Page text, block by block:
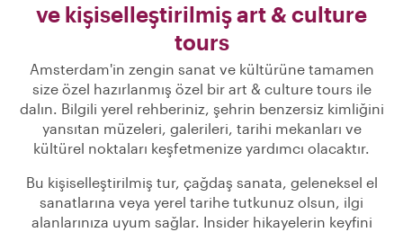
ve kişiselleştirilmiş art & culture
tours
Amsterdam'in zengin sanat ve kültürüne tamamen
size özel hazırlanmış özel bir art & culture tours ile
dalın. Bilgili yerel rehberiniz, şehrin benzersiz kimliğini
yansıtan müzeleri, galerileri, tarihi mekanları ve
kültürel noktaları keşfetmenize yardımcı olacaktır.
Bu kişiselleştirilmiş tur, çağdaş sanata, geleneksel el
sanatlarına veya yerel tarihe tutkunuz olsun, ilgi
alanlarınıza uyum sağlar. Insider hikayelerin keyfini